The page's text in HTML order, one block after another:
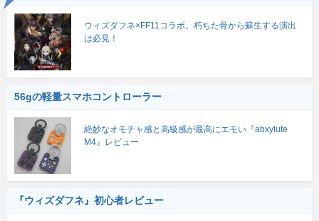
ウィズダフネ×FF11コラボ。朽ちた骨から蘇生する演出
は必見！
56gの軽量スマホコントローラー
絶妙なオモチャ感と高級感が最高にエモい『abxylute
M4』レビュー
『ウィズダフネ』初心者レビュー